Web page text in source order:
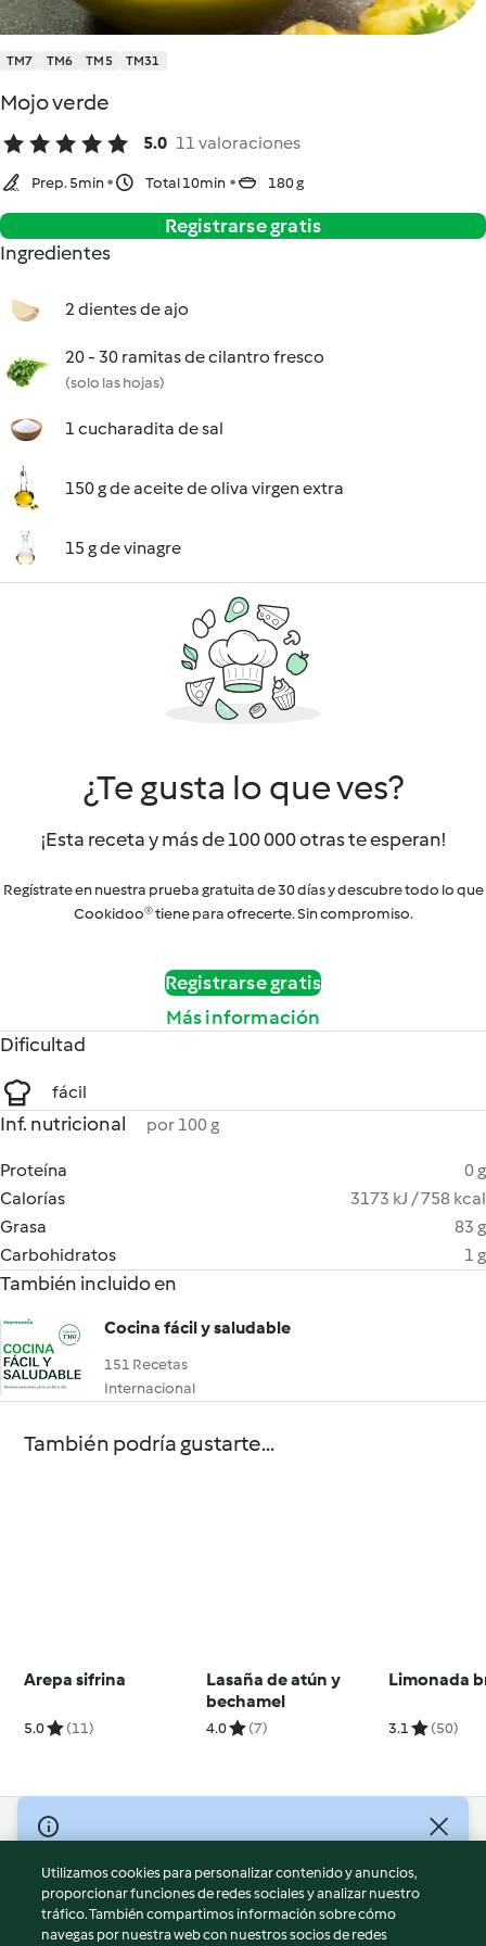
TM7 TM6 TM5 TM31
Mojo verde
5.0 11 valoraciones
Prep. 5min Total 10min 180 g
Registrarse gratis
Ingredientes
2 dientes de ajo
20 - 30 ramitas de cilantro fresco
(solo las hojas)
1 cucharadita de sal
150 g de aceite de oliva virgen extra
15 g de vinagre
¿Te gusta lo que ves?
¡Esta receta y más de 100 000 otras te esperan!
Regístrate en nuestra prueba gratuita de 30 días y descubre todo lo que
Cookidoo® tiene para ofrecerte. Sin compromiso.
Registrarse gratis
Más información
Dificultad
fácil
Inf. nutricional por 100 g
Proteína
0 g
Calorías
3173 kJ / 758 kcal
Grasa
83 g
Carbohidratos
1 g
También incluido en
Cocina fácil y saludable
151 Recetas
Internacional
También podría gustarte...
Arepa sifrina
5.0 (11)
Lasaña de atún y
bechamel
4.0 (7)
Limonada
3.1 (50)
© Copyright 2026
Términos de uso
Política de privacidad
Aviso legal
Utilizamos cookies para personalizar contenido y anuncios,
proporcionar funciones de redes sociales y analizar nuestro
tráfico. También compartimos información sobre cómo
navegas por nuestra web con nuestros socios de redes